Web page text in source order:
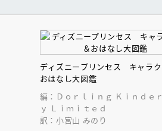
ディズニープリンセス キャラク
おはなし大図鑑
編：Ｄｏｒｌｉｎｇ Ｋｉｎｄｅ
ｙ Ｌｉｍｉｔｅｄ
訳：小宮山 みのり
講談社絵本新
ナー 受賞作家
絵本創作実践
アーカイブ配
童文学新人賞
員に聞く「児